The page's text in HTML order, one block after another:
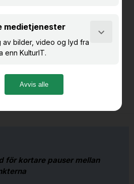
främst för dig som använder
tjänsterna inom eKultur
dig om vilka möjligheter som
och
du program och
seminariet.
för kortare pauser mellan